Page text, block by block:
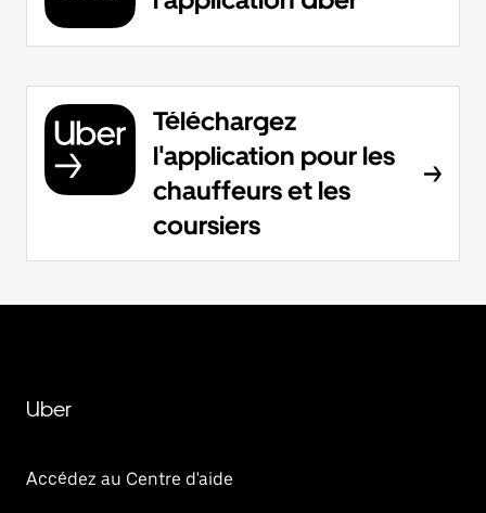
Téléchargez
l'application pour les
chauffeurs et les
coursiers
Uber
Accédez au Centre d'aide